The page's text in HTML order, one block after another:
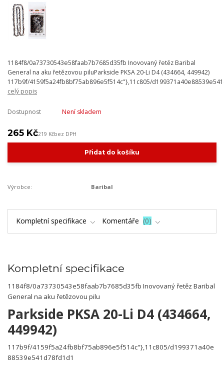
1184f8/0a73730543e58faab7b7685d35fb Inovovaný řetěz Baribal
General na aku řetězovou piluParkside PKSA 20-Li D4 (434664, 449942)
117b9f/4159f5a24fb8bf75ab896e5f514c"},11c805/
celý popis
Dostupnost Není skladem
265 Kč219 Kčbez DPH
Přidat do košíku
Výrobce: Baribal
Kompletní specifikace Komentáře 0
Kompletní specifikace
1184f8/0a73730543e58faab7b7685d35fb Inovovaný řetěz Baribal
General na aku řetězovou pilu
Parkside PKSA 20-Li D4 (434664,
449942)
117b9f/4159f5a24fb8bf75ab896e5f514c"},11c805/d199371a40e
88539e541d78fd1d1